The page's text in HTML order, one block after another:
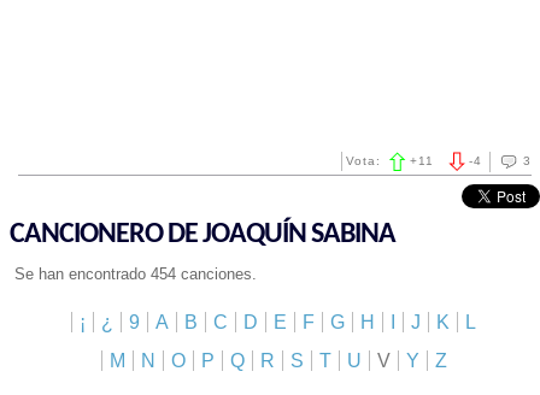
3
-4
Vota: +11
CANCIONERO DE JOAQUÍN SABINA
Se han encontrado 454 canciones.
¡ ¿ 9 A B C D E F G H J K
L
M
N O P Q R S T U V Y Z